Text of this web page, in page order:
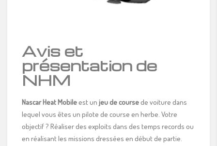
Avis et
présentation de
NHM
Nascar Heat Mobileest un jeu de coursede voiture dans
lequel vous êtes un pilote de course en herbe. Votre
objectif ? Réaliser des exploits dans des temps records ou
en réalisant les missions dressées en début de partie.